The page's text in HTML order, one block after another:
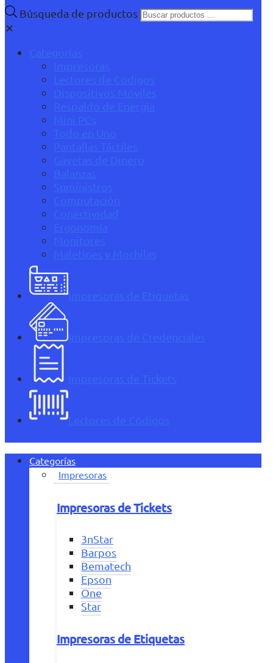
Búsqueda de productos
✕
Categorías
Impresoras
Lectores de Códigos
Dispositivos Móviles
Respaldo de Energía
Mini PCs
Todo en Uno
Pantallas Táctiles
Gavetas de Dinero
Balanzas
Suministros
Computación
Conectividad
Ergonomía
Monitores
Maletines y Mochilas
Impresoras de Etiquetas
Impresoras de Credenciales
Impresoras de Tickets
Lectores de Códigos
Categorías
Impresoras
Impresoras de Tickets
3nStar
Barpos
Bematech
Epson
One
Star
Impresoras de Etiquetas